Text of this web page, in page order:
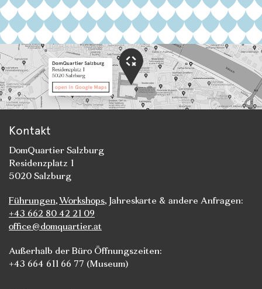
Kontakt
DomQuartier Salzburg
Residenzplatz 1
5020 Salzburg
Führungen,Workshops, Jahreskarte & andere Anfragen:
+43 662 80 42 21 09
office@domquartier.at
Außerhalb der Büro Öffnungszeiten:
+43 664 611 66 77 (Museum)